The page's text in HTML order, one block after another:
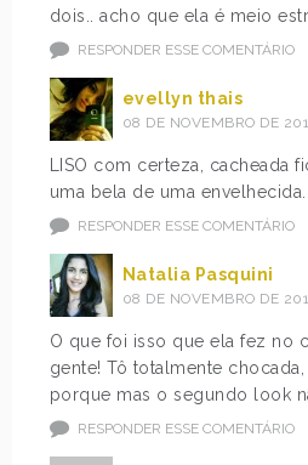
dois.. acho que ela é meio
RESPONDER ESSE COMENTÁRIO
evellyn thais
08 DE NOVEMBRO DE
LISO com certeza, cacheada
uma bela de uma envelhecida..
RESPONDER ESSE COMENTÁRIO
Natalia Pasquini
08 DE NOVEMBRO DE
O que foi isso que ela fez no
gente! Tô totalmente chocada,
porque mas o segundo look
RESPONDER ESSE COMENTÁRIO